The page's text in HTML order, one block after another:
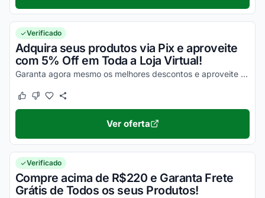
Verificado
Adquira seus produtos via Pix e aproveite
com 5% Off em Toda a Loja Virtual!
Garanta agora mesmo os melhores descontos e aproveite com descontos incríveis nas suas compras!
Este cupom funcionou
Este cupom não funcionou
Ver oferta
Verificado
Compre acima de R$220 e Garanta Frete
Grátis de Todos os seus Produtos!